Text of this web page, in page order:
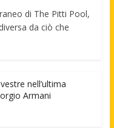
di The Pitti Pool,
da ciò che
nell’ultima
Armani